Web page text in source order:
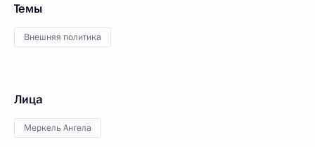
Темы
Внешняя политика
Лица
Меркель Ангела